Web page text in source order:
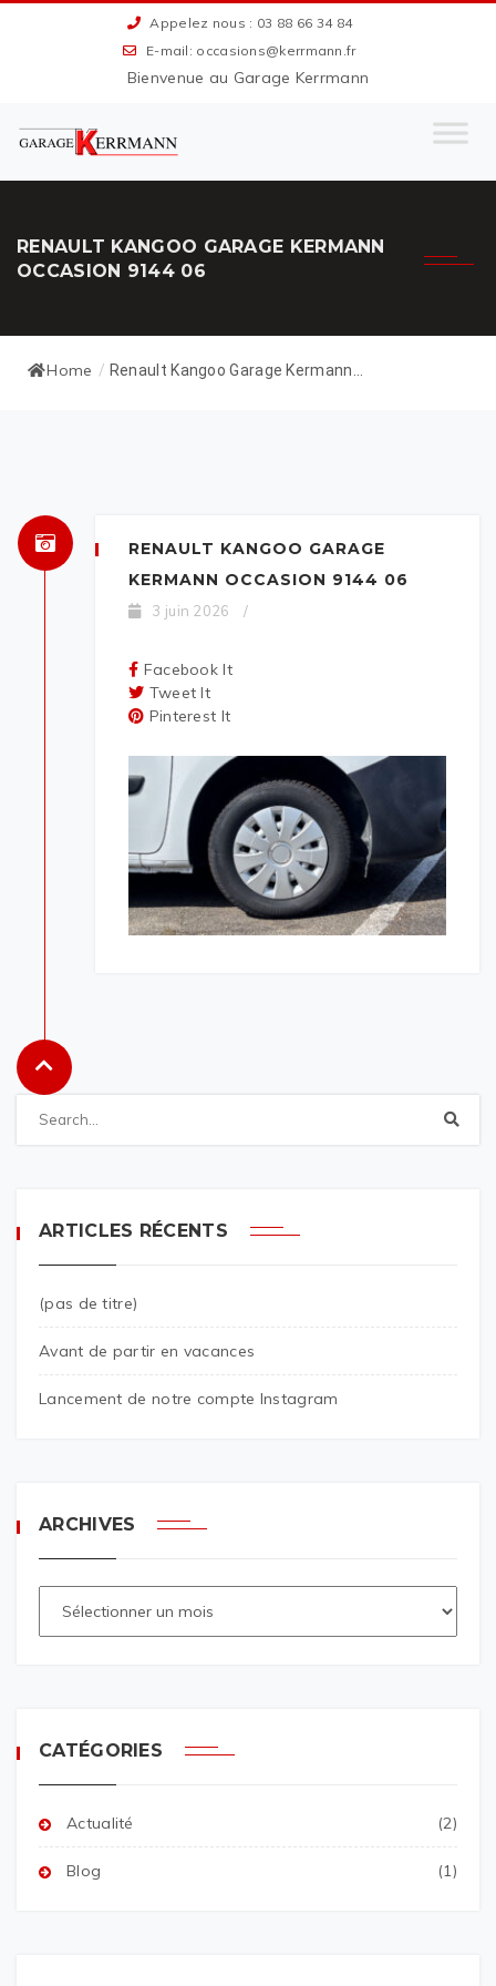
Appelez nous : 03 88 66 34 84
E-mail: occasions@kerrmann.fr
Bienvenue au Garage Kerrmann
RENAULT KANGOO GARAGE KERMANN
OCCASION 9144 06
Home / Renault Kangoo Garage Kermann...
RENAULT KANGOO GARAGE
KERMANN OCCASION 9144 06
3 juin 2026 /
Facebook It
Tweet It
Pinterest It
ARTICLES RÉCENTS
(pas de titre)
Avant de partir en vacances
Lancement de notre compte Instagram
ARCHIVES
CATÉGORIES
Actualité (2)
Blog (1)